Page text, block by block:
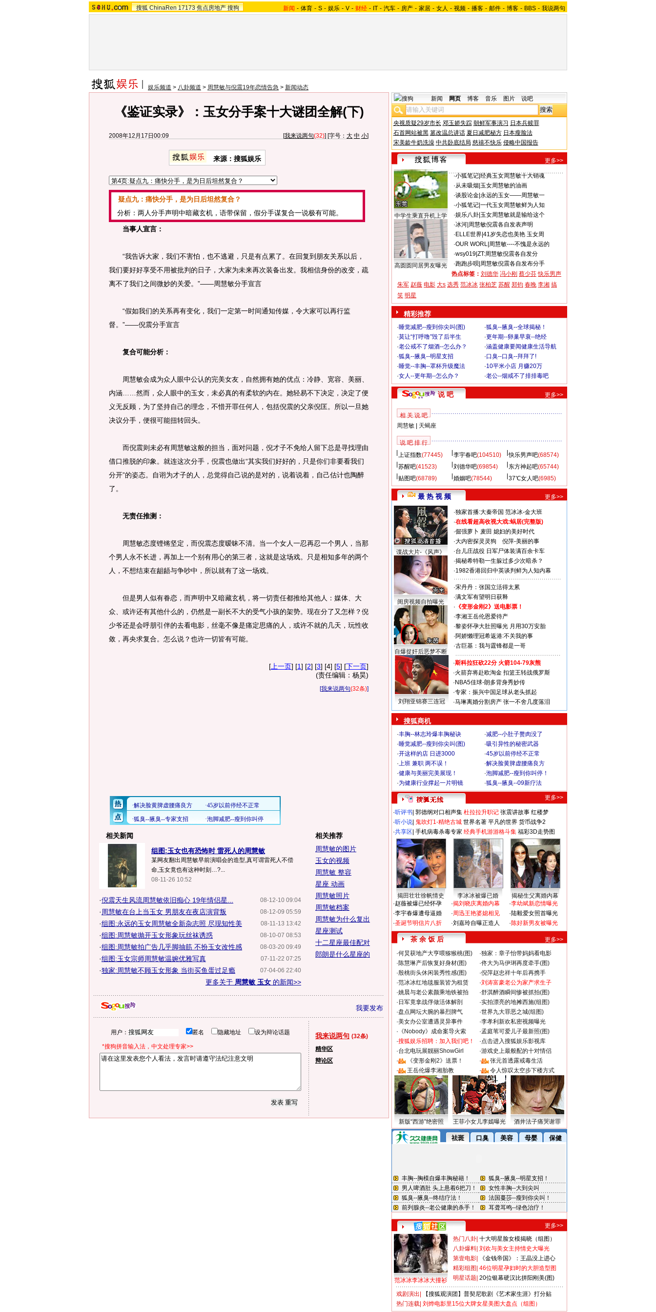
搜狐 ChinaRen 17173 焦点房地产 搜狗 新闻 - 体育 - S - 娱乐 - V - 财经 - IT - 汽车 - 房产 - 家居 - 女人 - 视频 - 播客 - 邮件 - 博客 - BBS - 我说两句
娱乐频道 > 八卦频道 > 周慧敏与倪震19年恋情告急 > 新闻动态
《鉴证实录》：玉女分手案十大谜团全解(下)
2008年12月17日00:09 [我来说两句(32)] [字号： 大 中 小]
来源：搜狐娱乐
疑点九：痛快分手，是为日后坦然复合？
分析：两人分手声明中暗藏玄机，语带保留，假分手谋复合一说极有可能。
当事人宣言：
“我告诉大家，我们不害怕，也不逃避，只是有点累了。在回复到朋友关系以后，
我们要好好享受不用被批判的日子，大家为未来再次装备出发。我相信身份的改变，疏
离不了我们之间微妙的关爱。”——周慧敏分手宣言
“假如我们的关系再有变化，我们一定第一时间通知传媒，令大家可以再行监
督。”——倪震分手宣言
复合可能分析：
周慧敏会成为众人眼中公认的完美女友，自然拥有她的优点：冷静、宽容、美丽、
内涵……然而，众人眼中的玉女，未必真的有柔软的内在。她轻易不下决定，决定了便
义无反顾，为了坚持自己的理念，不惜开罪任何人，包括倪震的父亲倪匡。所以一旦她
决议分手，便很可能扭转回头。
而倪震则未必有周慧敏这般的担当，面对问题，倪才子不免给人留下总是寻找理由
借口推脱的印象。就连这次分手，倪震也做出“其实我们好好的，只是你们非要看我们
分开”的姿态。自诩为才子的人，总觉得自己说的是对的，说着说着，自己估计也陶醉
了。
无责任推测：
周慧敏态度铿锵坚定，而倪震态度暧昧不清。当一个女人一忍再忍一个男人，当那
个男人永不长进，再加上一个别有用心的第三者，这就是这场戏。只是相知多年的两个
人，不想结束在龃龉与争吵中，所以就有了这一场戏。
但是男人似有眷恋，而声明中又暗藏玄机，将一切责任都推给其他人：媒体、大
众、或许还有其他什么的，仍然是一副长不大的受气小孩的架势。现在分了又怎样？倪
少爷还是会呼朋引伴的去看电影，丝毫不像是痛定思痛的人，或许不就的几天，玩性收
敛，再央求复合。怎么说？也许一切皆有可能。
[ 上一页] [1] [2] [3] [4] [5] [下一页]
(责任编辑：杨昊)
[我来说两句(32条)]
相关新闻
组图:玉女也有恐怖时 雷死人的周慧敏
某网友翻出周慧敏早前演唱会的造型,真可谓雷死人不偿
命,玉女竟也有这种时刻…?...
08-11-26 10:52
08-12-10 09:04
·倪震天生风流周慧敏依旧痴心 19年情侣星...
08-12-09 05:59
· 周慧敏在台上当玉女 男朋友在夜店演背叛
08-11-13 13:42
·组图:永远的玉女周慧敏全新杂志照 尽现知性美
08-10-07 08:53
·组图:周慧敏抛开玉女形象玩丝袜诱惑
08-03-20 09:49
·组图:周慧敏拍广告几乎脚抽筋 不扮玉女改性感
07-11-22 07:25
·组图:玉女宗师周慧敏温婉优雅写真
07-04-06 22:40
·独家:周慧敏不顾玉女形象 当街买鱼蛋过足瘾
更多关于 周慧敏 玉女 的新闻>>
相关推荐
周慧敏的图片
玉女的视频
周慧敏 整容
星座 动画
周慧敏照片
周慧敏档案
周慧敏为什么复出
星座测试
十二星座最佳配对
郎朗是什么星座的
我要发布
用户： 匿名 隐藏地址 设为辩论话题
*搜狗拼音输入法，中文处理专家>>
我来说两句 (32条)
精华区
辩论区
新闻 网页 博客 音乐 图片 说吧
央视质疑29岁市长 邓玉娇失踪 朝鲜军事演习 日本兵赎罪
石首网站被黑 篡改温总讲话 夏日减肥秘方 日本瘦脸法
宋美龄牛奶洗澡 中共卧底结局 慈禧不快乐 侵略中国报告
更多>>
中学生乘直升机上学
高圆圆同居男友曝光
·小狐笔记| 经典玉女周慧敏十大销魂
·从未吸烟 玉女周慧敏的油画
·谈股论金| 永远的玉女——周慧敏一
·小狐笔记| 一代玉女周慧敏鲜为人知
·娱乐八卦| 玉女周慧敏就是输给这个
·冰河| 周慧敏倪震各自发表声明
· ELLE世界| 41岁失恋也美艳 玉女周
·OUR WORL| 周慧敏----不愧是永远的
·wsy019| ZT:周慧敏倪震各自发分
·跑跑步呗 周慧敏倪震各自发布分手
热点标签： 刘德华 冯小刚 蔡少芬 快乐男声
朱军 赵薇 电影 大s 选秀 范冰冰 张柏芝 苏醒 郑钧 春晚 李湘 搞
笑 明星
精彩推荐
·睡觉减肥--瘦到你尖叫(图) ·狐臭--腋臭--全球揭秘！
·莫让“打呼噜”毁了后半生 ·更年期--卵巢早衰--绝经
·老公戒不了烟酒--怎么办？ ·涵盖健康要闻健康生活导航
·狐臭--腋臭--明星支招 ·口臭--口臭--拜拜了!
·睡觉--丰胸--罩杯升级魔法 ·10平米小店 月赚20万
·女人--更年期--怎么办？ ·老公--烟戒不了排排毒吧
说 吧 更多>>
相 关 说 吧
周慧敏| 天蝎座
说 吧 排 行
上证指数(77445) 李宇春吧(104510) 快乐男声吧(68574)
苏醒吧(41523) 刘德华吧(69854) 东方神起吧(65744)
贴图吧(68789) 婚姻吧(78544) 37℃女人吧(6985)
最 热 视 频 更多>>
谍战大片-《风声》
闺房视频自拍曝光
自爆捉奸后恶梦不断
·独家首播:大秦帝国 范冰冰-金大班
·在线看超高收视大戏:蜗居(完整版)
·倔强萝卜 麦田 媳妇的美好时代
·大内密探灵灵狗
倪萍-美丽的事
·台儿庄战役 日军尸体装满百余卡车
·揭秘希特勒一生躲过多少次暗杀？
·1982香港回归中英谈判鲜为人知内幕
·宋丹丹：张国立活得太累
·满文军有望明日获释
· 《变形金刚2》送电影票！
·李湘王岳伦恩爱待产
·黎姿怀孕大肚照曝光 月用30万安胎
·阿娇懒理冠希返港:不关我的事
·古巨基：我与霆锋都是一哥
刘翔亚锦赛三连冠
·斯科拉狂砍22分 火箭104-79灰熊
·火箭弃将赴欧淘金 扣篮王转战俄罗斯
· NBA5佳球-朗多背身秀妙传
·专家：振兴中国足球从老头抓起
·马琳离婚分割房产 张一不舍几度落泪
搜狐商机
·丰胸--林志玲爆丰胸秘诀 ·减肥--小肚子赘肉没了
·睡觉减肥--瘦到你尖叫(图) ·吸引异性的秘密武器
·开这样的店 日进3000 ·45岁以前停经不正常
·上班 兼职 两不误！ ·解决脸黄脾虚腰痛良方
·健康与美丽完美展现！ ·泡脚减肥--瘦到你叫停！
·为健康行业撑起一片明镜 ·狐臭--腋臭--09新疗法
更多>>
·听评书 郭德纲对口相声集 杜拉拉升职记 张震讲故事 红楼梦
·听小说 鬼吹灯1-精绝古城 世界名著 平凡的世界 货币战争2
·共享区 手机病毒杀毒专家 经典手机游游格斗集 福彩3D走势图
揭田壮壮徐帆情史 李冰冰被爆已婚
揭秘生父离婚内幕
·赵薇被爆已经怀孕
·李宇春爆遭母逼婚
·圣诞节明信片八折
·揭刘晓庆离婚内幕
·周迅王艳婆媳相见
·刘嘉玲自曝正造人
·李幼斌新恋情曝光
·陆毅爱女照首曝光
·陈好新男友被曝光
茶 余 饭 后
更多>>
·何炅获地产大亨喂猕猴桃(图) ·独家：章子怡带妈妈看电影
·陈慧琳产后恢复好身材(图) ·佟大为马伊琍再度牵手(图)
·殷桃街头休闲装秀性感(图) ·倪萍赵忠祥十年后再携手
·范冰冰红地毯服装皆为租赁 ·刘涛富豪老公为家产求生子
·姚晨与老公素颜乘地铁被拍 ·舒淇醉酒瞬间惨被抓拍(图)
· 日军竟拿战俘做活体解剖 ·实拍漂亮的地摊西施(组图)
·盘点网坛大腕的暴烈脾气 ·世界九大罪恶之城(组图)
·美女办公室遭遇灵异事件 ·李孝利新欢私密视频曝光
· 《Nobody》成命案导火索 ·孟庭苇可爱儿子最新照(图)
·搜狐娱乐招聘：加入我们吧！ ·点击进入搜狐娱乐影视库
·台北电玩展靓丽ShowGirl ·游戏史上最般配的十对情侣
·
《变形金刚2》送票！ ·
张元首透露戒毒生活
·
王岳伦爆李湘胎教 · 令人惊叹太空步下楼方式
新版“西游”绝密照 王菲小女儿李嫣曝光 酒井法子痛哭谢罪
更多>>
范冰冰李冰冰大撞衫
热门八卦 十大明星脸女模揭晓（组图）
八卦爆料 刘欢与美女主持情史大曝光
第壹电影
《金钱帝国》：王晶没上进心
精彩组图 46位明星孕妇时的大胆造型图
明星话题 20位银幕硬汉比拼阳刚美(图)
戏剧演出
【搜狐观演团】普契尼歌剧《艺术家生涯》打分贴
热门连载 刘烨电影里15位大牌女星美图大盘点（组图）